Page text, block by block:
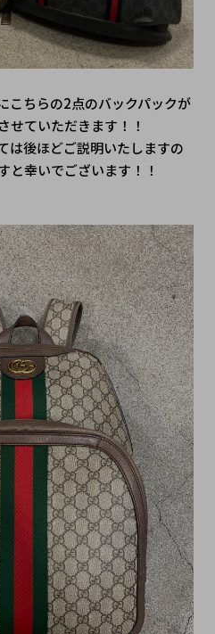
こちらの2点のバックパックが
せていただきます！！
は後ほどご説明いたしますの
と幸いでございます！！